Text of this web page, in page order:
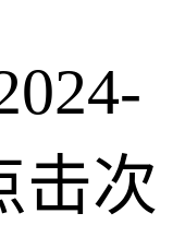
击次